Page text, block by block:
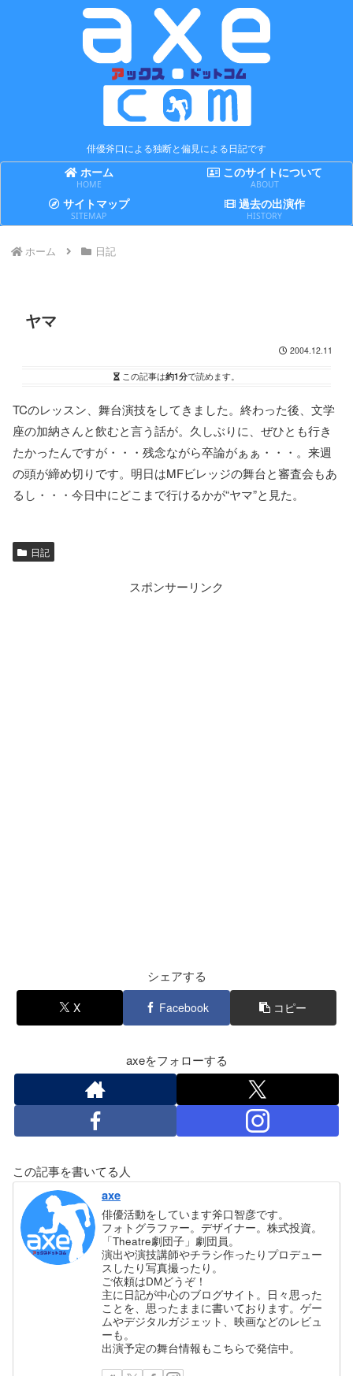
俳優斧口による独断と偏見による日記です
ホーム
HOME
このサイトについて
ABOUT
サイトマップ
SITEMAP
過去の出演作
HISTORY
ホーム 日記
ヤマ
2004.12.11
この記事は約1分で読めます。
TCのレッスン、舞台演技をしてきました。終わった後、文学
座の加納さんと飲むと言う話が。久しぶりに、ぜひとも行き
たかったんですが・・・残念ながら卒論がぁぁ・・・。来週
の頭が締め切りです。明日はMFビレッジの舞台と審査会もあ
るし・・・今日中にどこまで行けるかが“ヤマ”と見た。
日記
スポンサーリンク
シェアする
X Facebook コピー
axeをフォローする
この記事を書いてる人
axe
俳優活動をしています斧口智彦です。
フォトグラファー。デザイナー。株式投資。
「Theatre劇団子」劇団員。
演出や演技講師やチラシ作ったりプロデュー
スしたり写真撮ったり。
ご依頼はDMどうぞ！
主に日記が中心のブログサイト。日々思った
ことを、思ったままに書いております。ゲー
ムやデジタルガジェット、映画などのレビュ
ーも。
出演予定の舞台情報もこちらで発信中。